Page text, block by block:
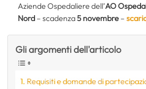
Aziende Ospedaliere dell’AO
Nord– scadenza5 novembre–
Gli argomenti dell'articolo
Requisiti e domande di